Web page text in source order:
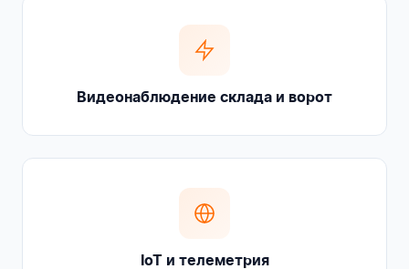
Видеонаблюдение склада и ворот
IoT и телеметрия